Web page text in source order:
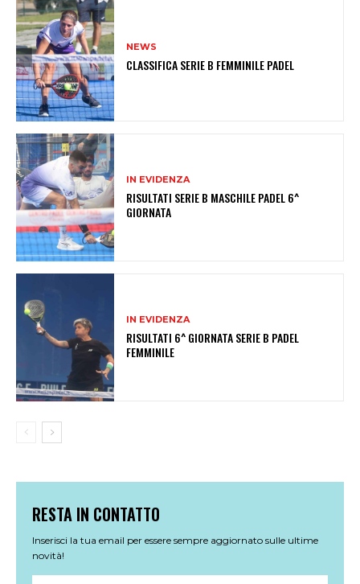
NEWS
CLASSIFICA SERIE B FEMMINILE PADEL
IN EVIDENZA
RISULTATI SERIE B MASCHILE PADEL 6^
GIORNATA
IN EVIDENZA
RISULTATI 6^ GIORNATA SERIE B PADEL
FEMMINILE
RESTA IN CONTATTO
Inserisci la tua email per essere sempre aggiornato sulle ultime
novità!